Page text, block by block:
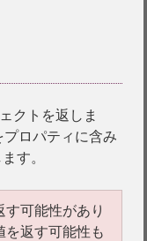
クトを返しま
ロパティに含み
す。
す可能性があり
を返す可能性も